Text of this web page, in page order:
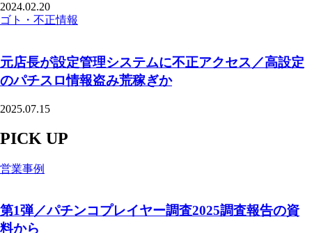
2024.02.20
ゴト・不正情報
元店長が設定管理システムに不正アクセス／高設定
のパチスロ情報盗み荒稼ぎか
2025.07.15
PICK UP
営業事例
第1弾／パチンコプレイヤー調査2025調査報告の資
料から